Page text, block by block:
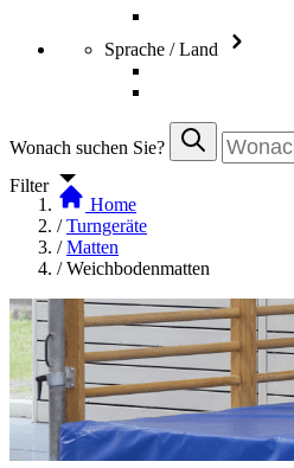
Sprache / Land
Wonach suchen Sie?
Filter
Home
/ Turngeräte
/ Matten
/ Weichbodenmatten